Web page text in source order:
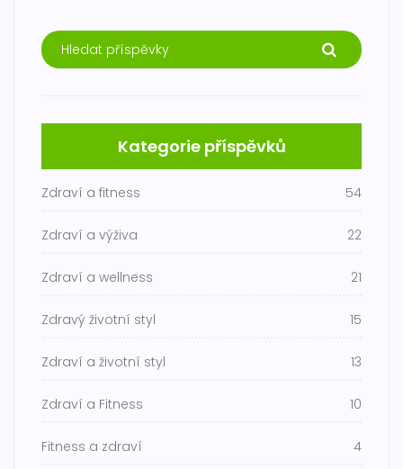
Kategorie příspěvků
Zdraví a fitness 54
Zdraví a výživa 22
Zdraví a wellness 21
Zdravý životní styl 15
Zdraví a životní styl 13
Zdraví a Fitness 10
Fitness a zdraví 4